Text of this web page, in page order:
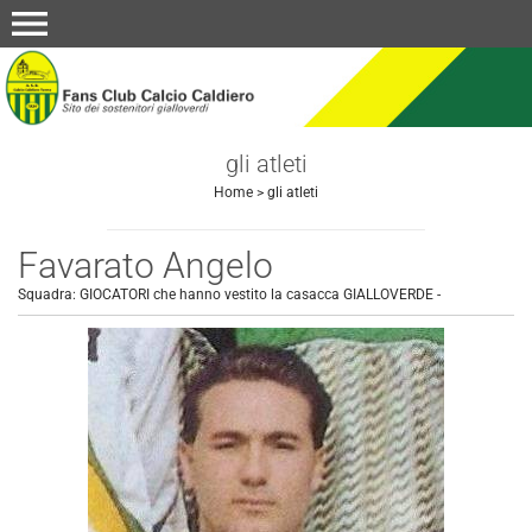
menu
gli atleti
Home > gli atleti
Favarato Angelo
Squadra: GIOCATORI che hanno vestito la casacca GIALLOVERDE -